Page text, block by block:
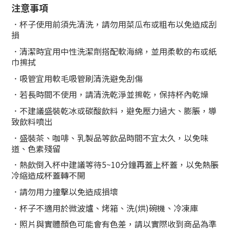
注意事項
．杯子使用前須先清洗，請勿用菜瓜布或粗布以免造成刮
損
．清潔時宜用中性洗潔劑搭配軟海綿，並用柔軟的布或紙
巾擦拭
． 吸管宜用軟毛吸管刷清洗避免刮傷
． 若長時間不使用，請清洗乾淨並擦乾，保持杯內乾燥
． 不建議盛裝乾冰或碳酸飲料，避免壓力過大、膨脹，導
致飲料噴出
． 盛裝茶、咖啡、乳製品等飲品時間不宜太久，以免味
道、色素殘留
．熱飲倒入杯中建議等待5~10分鐘再蓋上杯蓋，以免熱脹
冷縮造成杯蓋轉不開
． 請勿用力撞擊以免造成損壞
． 杯子不適用於微波爐、烤箱、洗(烘)碗機、冷凍庫
． 照片與實體顏色可能會有色差，請以實際收到商品為準